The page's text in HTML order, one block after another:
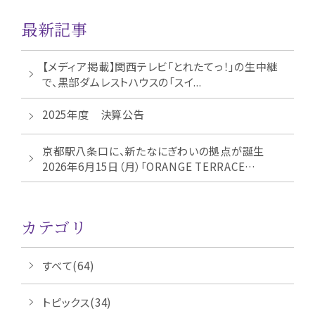
最新記事
【メディア掲載】関西テレビ「とれたてっ！」の生中継
で、黒部ダムレストハウスの「スイ...
2025年度 決算公告
京都駅八条口に、新たなにぎわいの拠点が誕生
2026年6月15日（月）「ORANGE TERRACE
KYOT...
カテゴリ
すべて(64)
トピックス(34)